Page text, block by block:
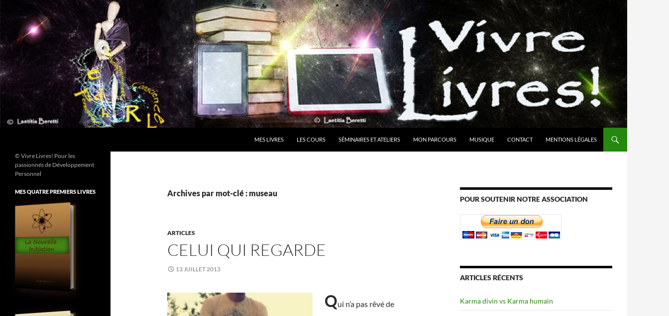
contenu
MES LIVRES LES COURS SÉMINAIRES ET ATELIERS MON PARCOURS MUSIQUE CONTACT MENTIONS LÉGALES
Archives par mot-clé : museau
ARTICLES
CELUI QUI REGARDE
13 JUILLET 2013
Qui n’a pas rêvé de
POUR SOUTENIR NOTRE ASSOCIATION
ARTICLES RÉCENTS
Karma divin vs Karma humain
© Vivre Livres! Pour les
passionnés de Développement
Personnel
MES QUATRE PREMIERS LIVRES